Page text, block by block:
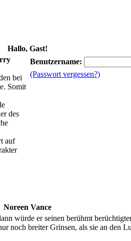
Hallo, Gast!
bei
Somit
des
auf
Benutzername:
(Passwort vergessen?)
Noreen Vance
würde er seinen berühmt
noch breiter Grinsen, als sie an den